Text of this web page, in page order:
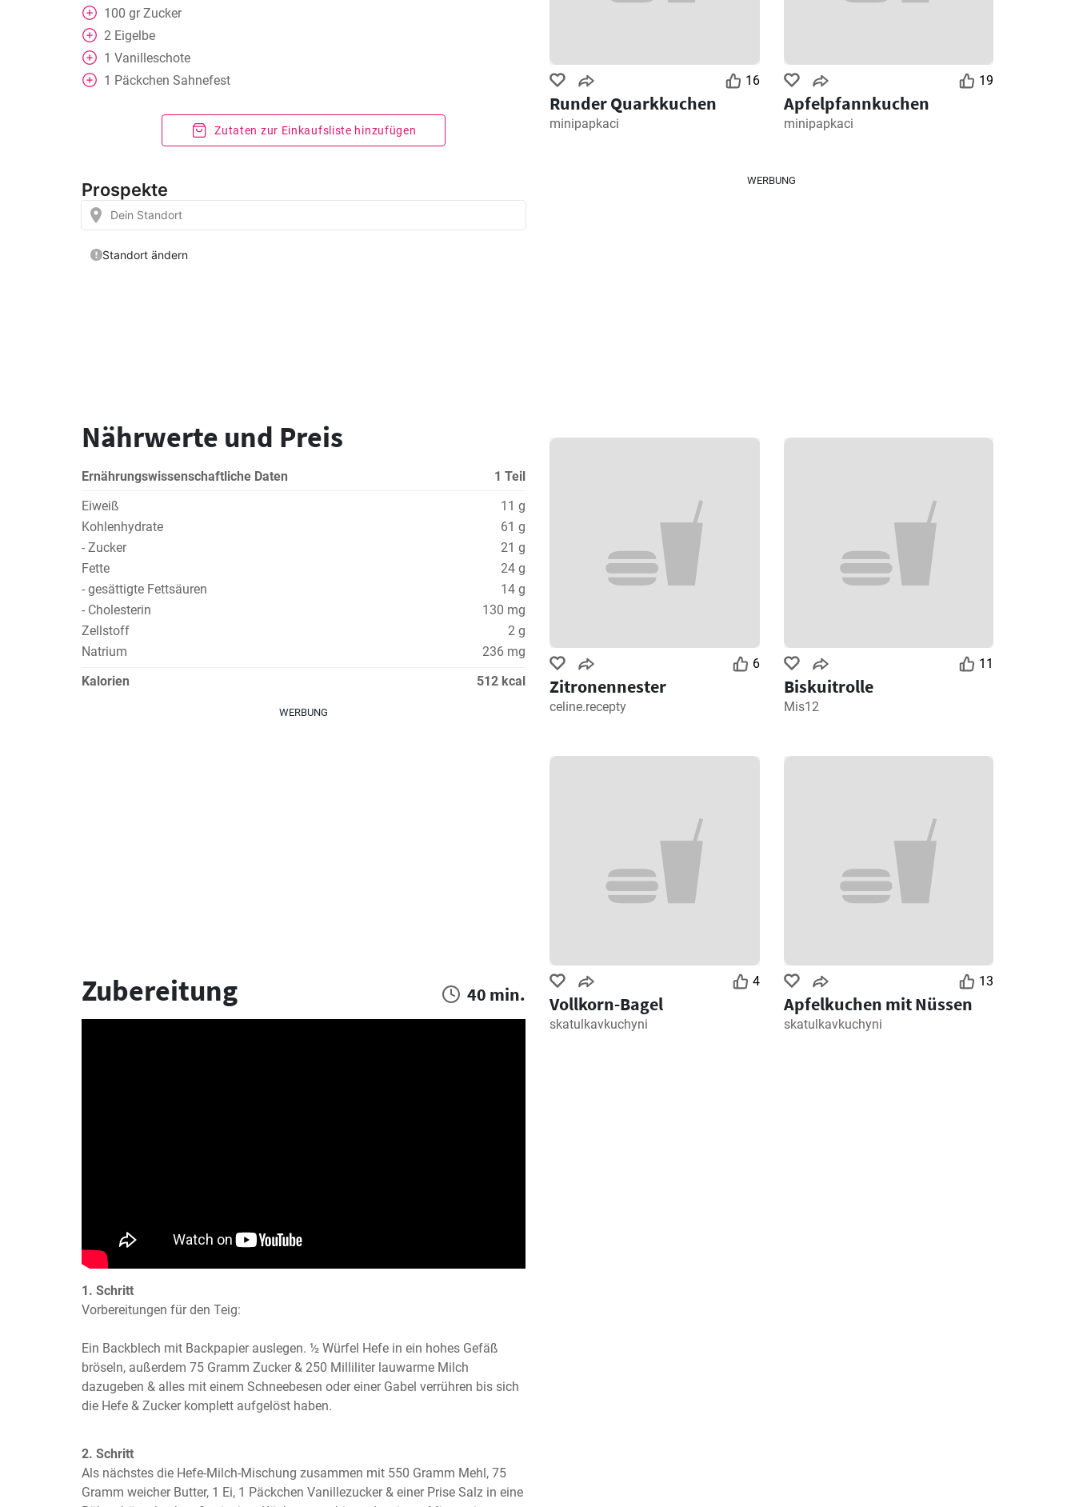
100 gr Zucker
2 Eigelbe
1 Vanilleschote
1 Päckchen Sahnefest
Zutaten zur Einkaufsliste hinzufügen
Nährwerte und Preis
Ernährungswissenschaftliche Daten
1 Teil
Eiweiß
11 g
Kohlenhydrate
61 g
- Zucker
21 g
Fette
24 g
- gesättigte Fettsäuren
14 g
- Cholesterin
130 mg
Zellstoff
2 g
Natrium
236 mg
Kalorien
512 kcal
WERBUNG
Zubereitung 40 min.
1. Schritt
Vorbereitungen für den Teig:
Ein Backblech mit Backpapier auslegen. ½ Würfel Hefe in ein hohes Gefäß
bröseln, außerdem 75 Gramm Zucker & 250 Milliliter lauwarme Milch
dazugeben & alles mit einem Schneebesen oder einer Gabel verrühren bis sich
die Hefe & Zucker komplett aufgelöst haben.
2. Schritt
Als nächstes die Hefe-Milch-Mischung zusammen mit 550 Gramm Mehl, 75
Gramm weicher Butter, 1 Ei, 1 Päckchen Vanillezucker & einer Prise Salz in eine
16
Runder Quarkkuchen
minipapkaci
19
Apfelpfannkuchen
minipapkaci
WERBUNG
6
Zitronennester
celine.recepty
11
Biskuitrolle
Mis12
4
Vollkorn-Bagel
skatulkavkuchyni
13
Apfelkuchen mit Nüssen
skatulkavkuchyni